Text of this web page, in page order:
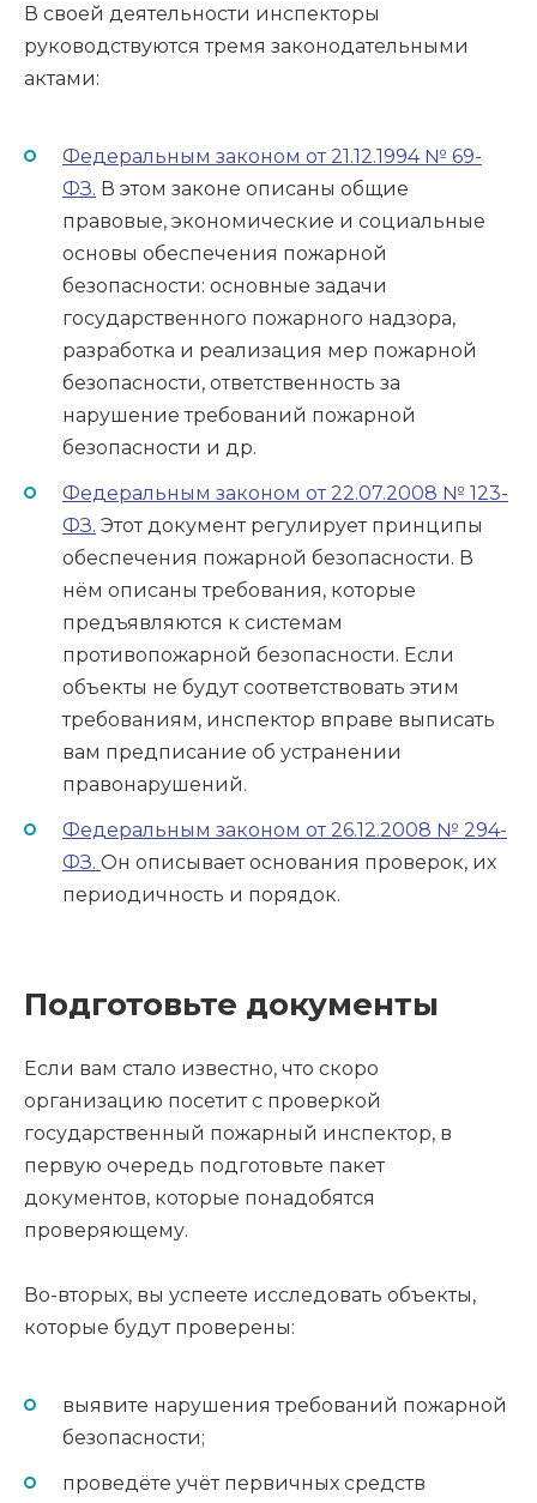
В своей деятельности инспекторы
руководствуются тремя законодательными
актами:
Федеральным законом от 21.12.1994 № 69-
ФЗ. В этом законе описаны общие
правовые, экономические и социальные
основы обеспечения пожарной
безопасности: основные задачи
государственного пожарного надзора,
разработка и реализация мер пожарной
безопасности, ответственность за
нарушение требований пожарной
безопасности и др.
Федеральным законом от 22.07.2008 № 123-
ФЗ. Этот документ регулирует принципы
обеспечения пожарной безопасности. В
нём описаны требования, которые
предъявляются к системам
противопожарной безопасности. Если
объекты не будут соответствовать этим
требованиям, инспектор вправе выписать
вам предписание об устранении
правонарушений.
Федеральным законом от 26.12.2008 № 294-
ФЗ. Он описывает основания проверок, их
периодичность и порядок.
Подготовьте документы
Если вам стало известно, что скоро
организацию посетит с проверкой
государственный пожарный инспектор, в
первую очередь подготовьте пакет
документов, которые понадобятся
проверяющему.
Во-вторых, вы успеете исследовать объекты,
которые будут проверены:
выявите нарушения требований пожарной
безопасности;
проведёте учёт первичных средств